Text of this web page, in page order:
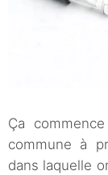
Ça
commune à
dans laquelle